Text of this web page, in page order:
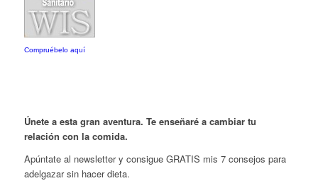
Compruébelo aquí
Únete a esta gran aventura. Te enseñaré a cambiar tu
relación con la comida.
Apúntate al newsletter y consigue GRATIS mis 7 consejos para
adelgazar sin hacer dieta.